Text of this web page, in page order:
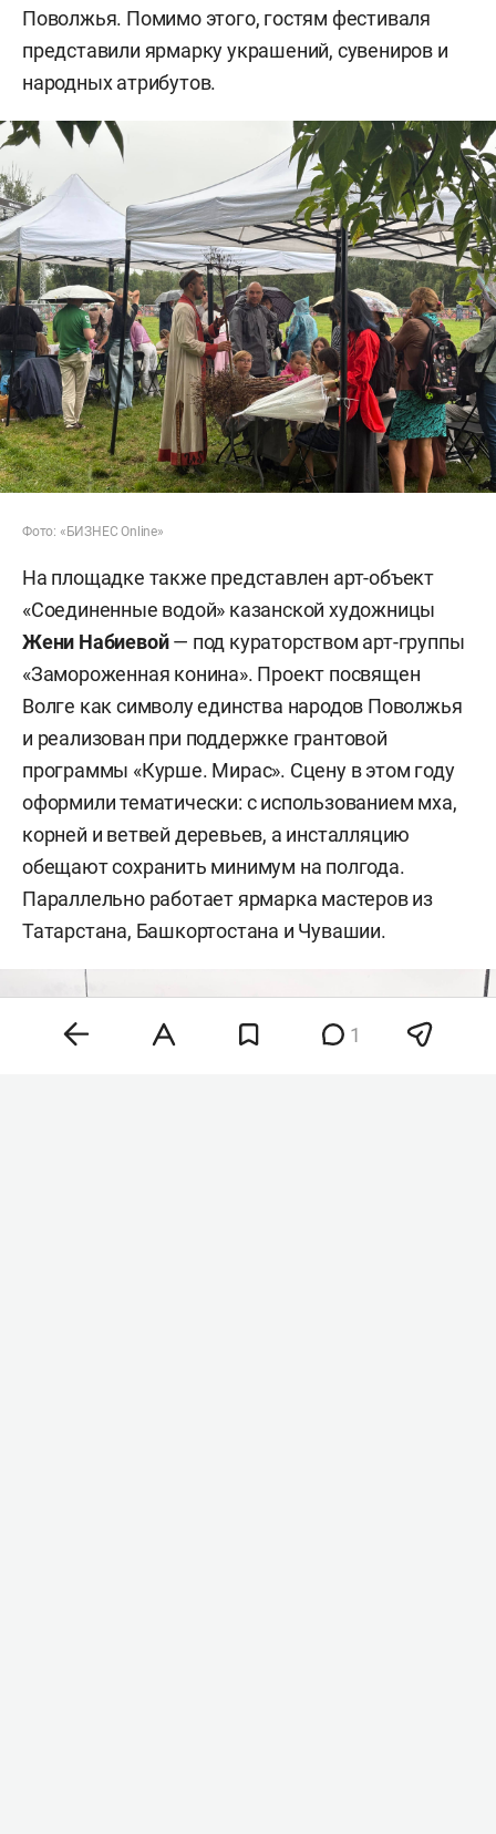
Поволжья. Помимо этого, гостям фестиваля
представили ярмарку украшений, сувениров и
народных атрибутов.
Фото: «БИЗНЕС Online»
На площадке также представлен арт-объект
«Соединенные водой» казанской художницы
Жени Набиевой— под кураторством арт-группы
«Замороженная конина». Проект посвящен
Волге как символу единства народов Поволжья
и реализован при поддержке грантовой
программы «Курше. Мирас». Сцену в этом году
оформили тематически: с использованием мха,
корней и ветвей деревьев, а инсталляцию
обещают сохранить минимум на полгода.
Параллельно работает ярмарка мастеров из
Татарстана, Башкортостана и Чувашии.
1